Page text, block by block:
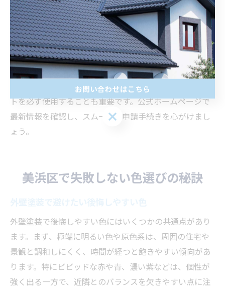
特に注意したいのは、書類の不備や記載漏れがあると申
請が遅れる、もしくは却下されるリスクがある点です。
施工会社によっては、申請書類の作成サポートを行って
いる場合もあるため、事前に相談しておくと安心です。
また、千葉市が指定する様式や最新の申請書フォーマッ
トを必ず使用することも重要です。公式ホームページで
最新情報を確認し、スムーズな申請手続きを心がけまし
ょう。
美浜区で失敗しない色選びの秘訣
外壁塗装で後悔しやすい色にはいくつかの共通点があり
ます。まず、極端に明るい色や原色系は、周囲の住宅や
景観と調和しにくく、時間が経つと飽きやすい傾向があ
ります。特にビビッドな赤や青、濃い紫などは、個性が
強く出る一方で、近隣とのバランスを欠きやすい点に注
お問い合わせはこちら